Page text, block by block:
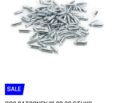
SALE